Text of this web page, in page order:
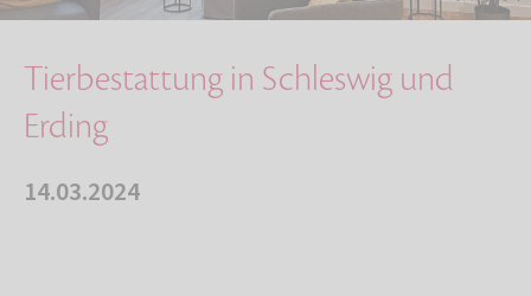
Tierbestattung in Schleswig und
Erding
14.03.2024